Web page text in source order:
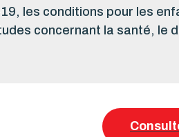
les conditions pour les
concernant la santé, le